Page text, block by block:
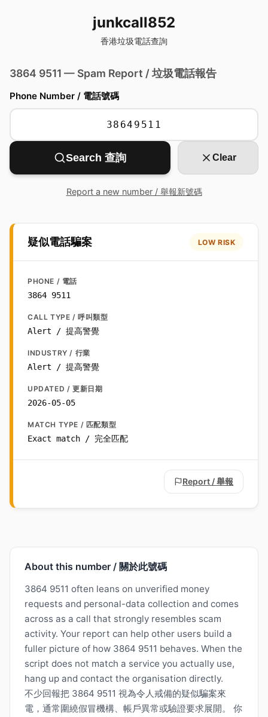
junkcall852
香港垃圾電話查詢
3864 9511 — Spam Report / 垃圾電話報告
Phone Number / 電話號碼
Search 查詢 Clear
Report a new number / 舉報新號碼
疑似電話騙案 LOW RISK
PHONE / 電話
3864 9511
CALL TYPE / 呼叫類型
Alert / 提高警覺
INDUSTRY / 行業
Alert / 提高警覺
UPDATED / 更新日期
2026-05-05
MATCH TYPE / 匹配類型
Exact match / 完全匹配
Report / 舉報
About this number / 關於此號碼
3864 9511 often leans on unverified money
requests and personal-data collection and comes
across as a call that strongly resembles scam
activity. Your report can help other users build a
fuller picture of how 3864 9511 behaves. When the
script does not match a service you actually use,
hang up and contact the organisation directly.
不少回報把 3864 9511 視為令人戒備的疑似騙案來
電，通常圍繞假冒機構、帳戶異常或驗證要求展開。 你